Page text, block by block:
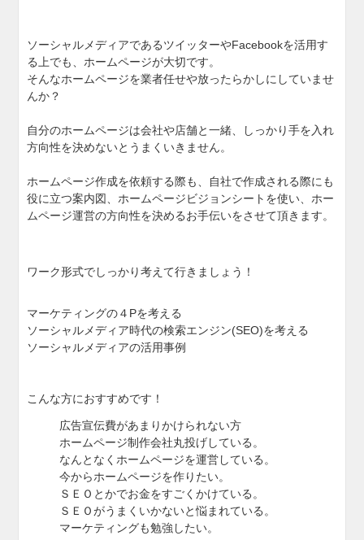
ソーシャルメディアであるツイッターやFacebookを活用す
る上でも、ホームページが大切です。
そんなホームページを業者任せや放ったらかしにしていませ
んか？
自分のホームページは会社や店舗と一緒、しっかり手を入れ
方向性を決めないとうまくいきません。
ホームページ作成を依頼する際も、自社で作成される際に も
役に立つ案内図、ホームページビジョンシートを使い、 ホー
ムページ運営の方向性を決めるお手伝いをさせて頂き ます。
ワーク形式でしっかり考えて行きましょう！
マーケティングの４Pを考える
ソーシャルメディア時代の検索エンジン(SEO)を考え る
ソーシャルメディアの活用事例
こんな方におすすめです！
広告宣伝費があまりかけられない方
ホームページ制作会社丸投げしている。
なんとなくホームページを運営している。
今からホームページを作りたい。
ＳＥＯとかでお金をすごくかけている。
ＳＥＯがうまくいかないと悩まれている。
マーケティングも勉強したい。